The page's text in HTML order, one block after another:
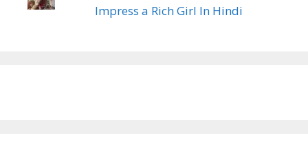
Impress a Rich Girl In Hindi